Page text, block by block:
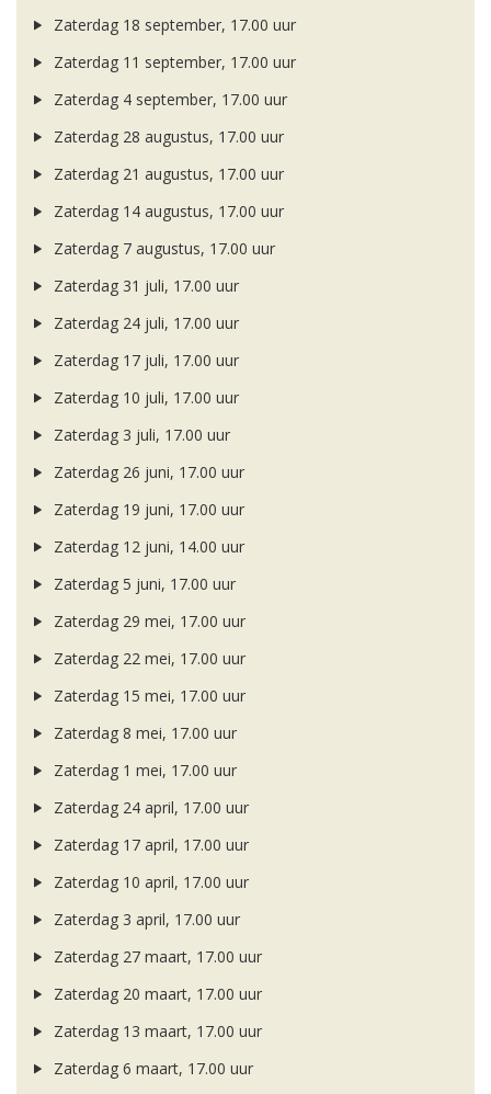
Zaterdag 18 september, 17.00 uur
Zaterdag 11 september, 17.00 uur
Zaterdag 4 september, 17.00 uur
Zaterdag 28 augustus, 17.00 uur
Zaterdag 21 augustus, 17.00 uur
Zaterdag 14 augustus, 17.00 uur
Zaterdag 7 augustus, 17.00 uur
Zaterdag 31 juli, 17.00 uur
Zaterdag 24 juli, 17.00 uur
Zaterdag 17 juli, 17.00 uur
Zaterdag 10 juli, 17.00 uur
Zaterdag 3 juli, 17.00 uur
Zaterdag 26 juni, 17.00 uur
Zaterdag 19 juni, 17.00 uur
Zaterdag 12 juni, 14.00 uur
Zaterdag 5 juni, 17.00 uur
Zaterdag 29 mei, 17.00 uur
Zaterdag 22 mei, 17.00 uur
Zaterdag 15 mei, 17.00 uur
Zaterdag 8 mei, 17.00 uur
Zaterdag 1 mei, 17.00 uur
Zaterdag 24 april, 17.00 uur
Zaterdag 17 april, 17.00 uur
Zaterdag 10 april, 17.00 uur
Zaterdag 3 april, 17.00 uur
Zaterdag 27 maart, 17.00 uur
Zaterdag 20 maart, 17.00 uur
Zaterdag 13 maart, 17.00 uur
Zaterdag 6 maart, 17.00 uur